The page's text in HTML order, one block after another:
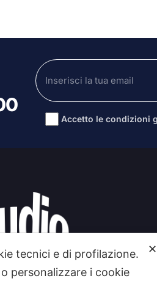
Accetto le condizioni
✕
tecnici e di profilazione.
personalizzare i cookie